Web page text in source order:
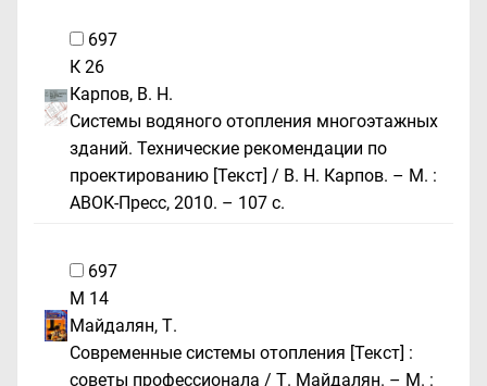
697
К 26
Карпов, В. Н.
Системы водяного отопления многоэтажных
зданий. Технические рекомендации по
проектированию [Текст] / В. Н. Карпов. – М. :
АВОК-Пресс, 2010. – 107 с.
697
М 14
Майдалян, Т.
Современные системы отопления [Текст] :
советы профессионала / Т. Майдалян. – М. :